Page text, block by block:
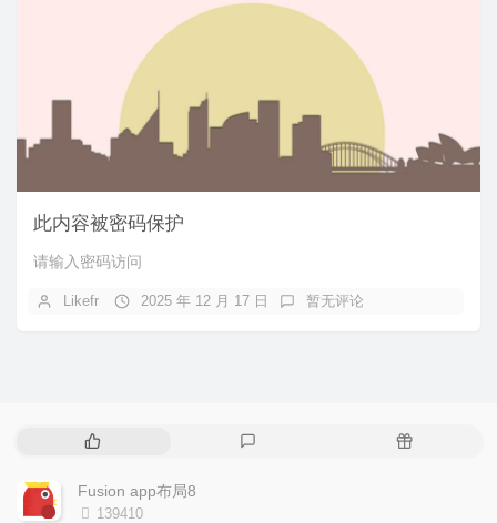
此内容被密码保护
请输入密码访问
Likefr 2025 年 12 月 17 日 暂无评论
热
文
章
随
Fusion app布局8
浏
139410